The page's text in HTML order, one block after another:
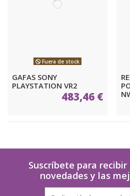
Fuera de stock
GAFAS SONY
PLAYSTATION VR2
483,46 €
Suscríbete para
novedades y las